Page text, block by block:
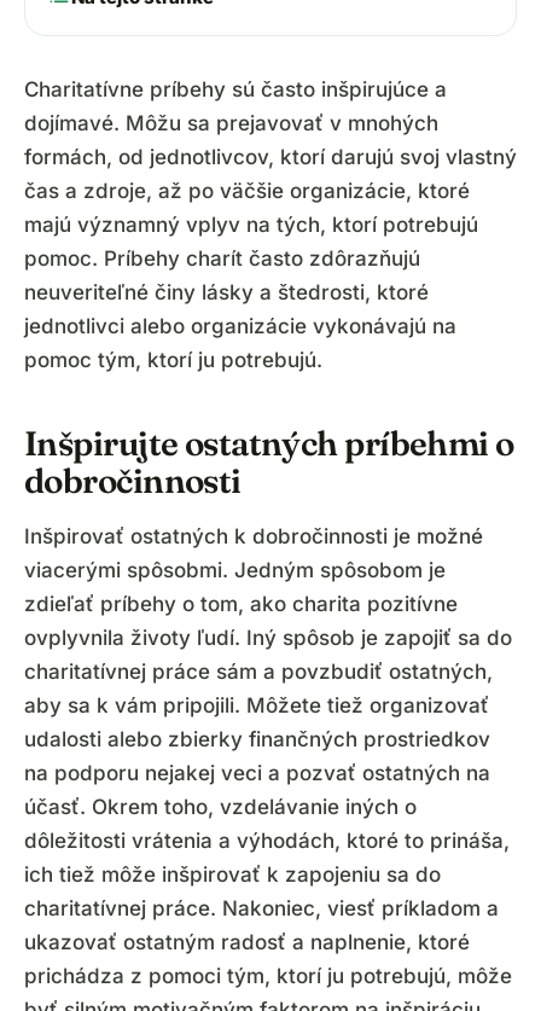
Charitatívne príbehy sú často inšpirujúce a
dojímavé. Môžu sa prejavovať v mnohých
formách, od jednotlivcov, ktorí darujú svoj vlastný
čas a zdroje, až po väčšie organizácie, ktoré
majú významný vplyv na tých, ktorí potrebujú
pomoc. Príbehy charít často zdôrazňujú
neuveriteľné činy lásky a štedrosti, ktoré
jednotlivci alebo organizácie vykonávajú na
pomoc tým, ktorí ju potrebujú.
Inšpirujte ostatných príbehmi o
dobročinnosti
Inšpirovať ostatných k dobročinnosti je možné
viacerými spôsobmi. Jedným spôsobom je
zdieľať príbehy o tom, ako charita pozitívne
ovplyvnila životy ľudí. Iný spôsob je zapojiť sa do
charitatívnej práce sám a povzbudiť ostatných,
aby sa k vám pripojili. Môžete tiež organizovať
udalosti alebo zbierky finančných prostriedkov
na podporu nejakej veci a pozvať ostatných na
účasť. Okrem toho, vzdelávanie iných o
dôležitosti vrátenia a výhodách, ktoré to prináša,
ich tiež môže inšpirovať k zapojeniu sa do
charitatívnej práce. Nakoniec, viesť príkladom a
ukazovať ostatným radosť a naplnenie, ktoré
prichádza z pomoci tým, ktorí ju potrebujú, môže